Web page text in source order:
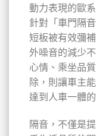
動力表現的歐
針對「車門隔
短板被有效彌
外噪音的減少
心情、乘坐品
除，則讓車主
達到人車一體
隔音，不僅是